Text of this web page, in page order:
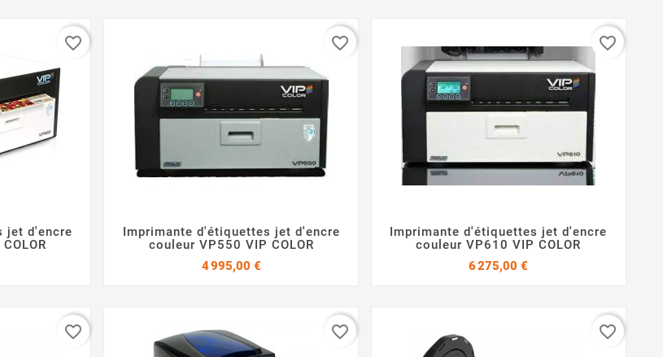
jet d'encre
favorite_border
 
Imprimante d'étiquettes jet d'encre
couleur VP550 VIP COLOR
4 995,00 €Prix
favorite_border
 
Imprimante d'étiquettes jet d'encre
couleur VP610 VIP COLOR
6 275,00 €
favorite_border
favorite_border favorite_border favorite_border